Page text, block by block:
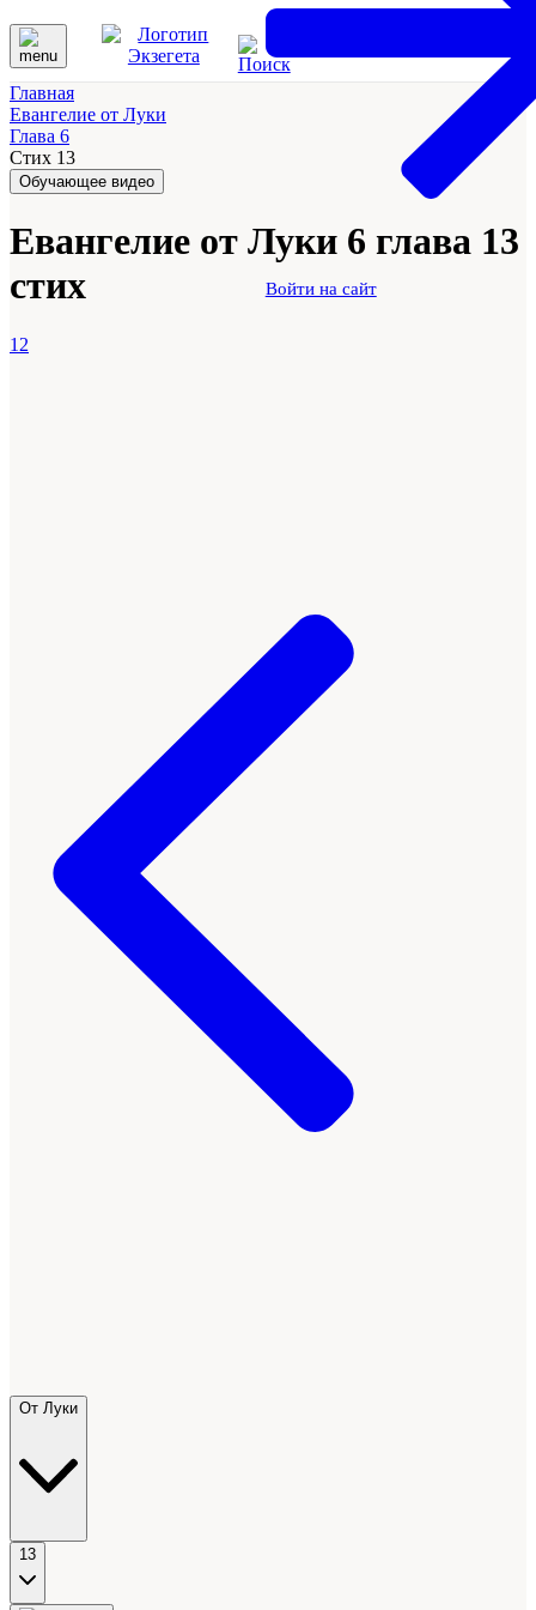
Войти на сайт
Главная
Евангелие от Луки
Глава 6
Стих 13
Обучающее видео
Евангелие от Луки 6 глава 13
стих
12
От Луки
13